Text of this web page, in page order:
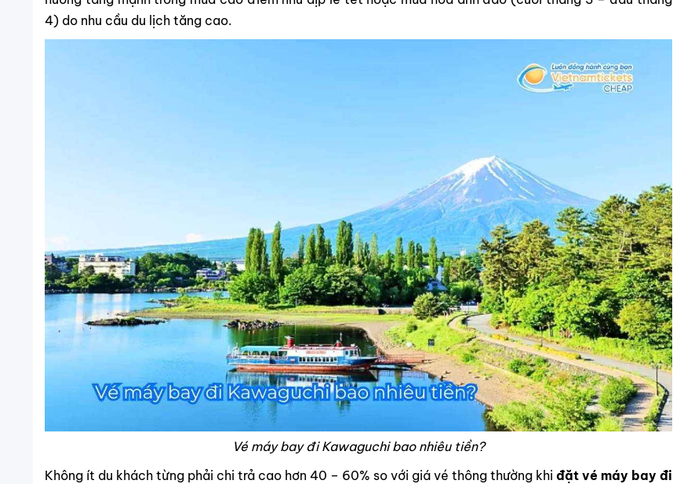
4) do nhu cầu du lịch tăng cao.
Vé máy bay đi Kawaguchi bao nhiêu tiền?
Không ít du khách từng phải chi trả cao hơn 40 – 60% so với giá vé thông thường khi đặt vé máy bay đi